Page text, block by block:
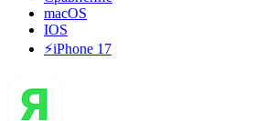
macOS
IOS
⚡️iPhone 17